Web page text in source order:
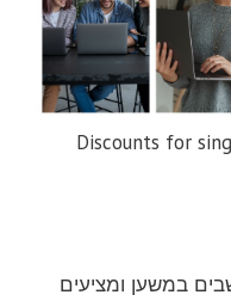
Discounts for
במשען ומציעים